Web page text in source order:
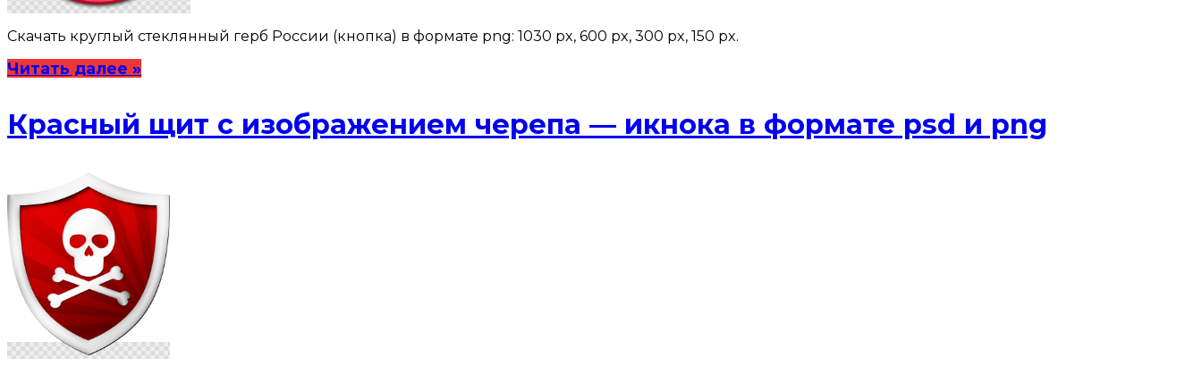
Скачать круглый стеклянный герб России (кнопка) в формате png: 1030 px, 600 px, 300 px, 150 px.
Читать далее »
Красный щит с изображением черепа — икнока в формате psd и png